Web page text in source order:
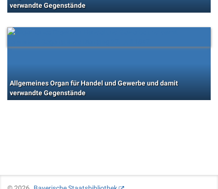
verwandte Gegenstände
Allgemeines Organ für Handel und Gewerbe und damit
verwandte Gegenstände